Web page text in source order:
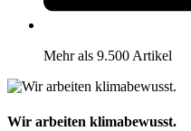
Mehr als 9.500 Artikel
Wir arbeiten klimabewusst.